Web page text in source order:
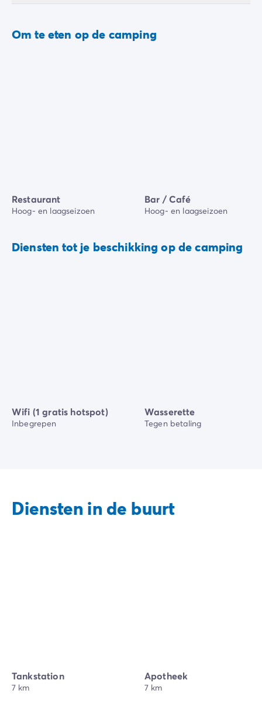
Om te eten op de camping
Restaurant
Hoog- en laagseizoen
Bar / Café
Hoog- en laagseizoen
Diensten tot je beschikking op de camping
Wifi (1 gratis hotspot)
Inbegrepen
Wasserette
Tegen betaling
Diensten in de buurt
Tankstation
7 km
Apotheek
7 km